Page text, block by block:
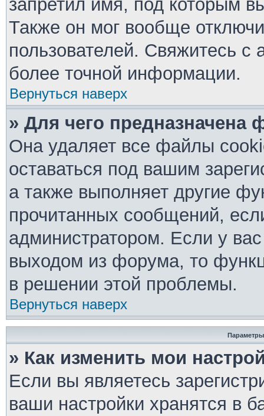
запретил имя, под которым
Также он мог вообще
пользователей. Свяжитесь с
более точной информации.
Вернуться наверх
» Для чего предназначена
Она удаляет все файлы
оставаться под вашим
а также выполняет другие
прочитанных сообщений,
администратором. Если у
выходом из форума, то
в решении этой проблемы.
Вернуться наверх
Параметры
» Как изменить мои
Если вы являетесь
ваши настройки хранятся в